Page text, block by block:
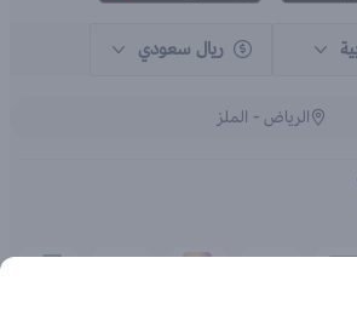
ريال سعودي
الرياض - الملز